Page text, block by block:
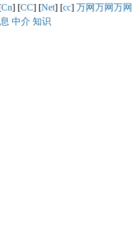
Cn] [CC] [Net] [cc] 万网万网万网
中介 知识